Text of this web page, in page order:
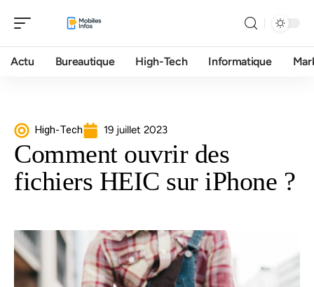
Actu Bureautique High-Tech Informatique
High-Tech 19 juillet 2023
Comment ouvrir des
fichiers HEIC sur iPhone ?